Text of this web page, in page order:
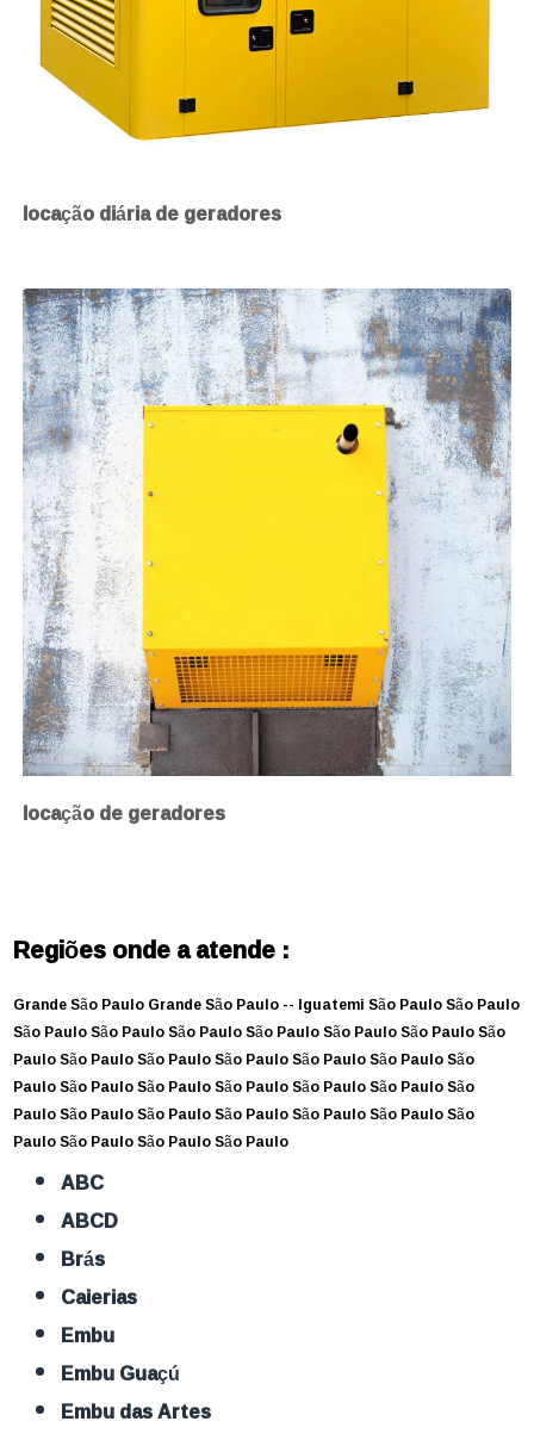
locação diária de geradores
locação de geradores
Regiões onde a atende :
Grande São PauloGrande São Paulo -- IguatemiSão PauloSão Paulo
São PauloSão PauloSão PauloSão PauloSão PauloSão PauloSão
PauloSão PauloSão PauloSão PauloSão PauloSão PauloSão
PauloSão PauloSão PauloSão PauloSão PauloSão PauloSão
PauloSão PauloSão PauloSão PauloSão PauloSão PauloSão
PauloSão PauloSão PauloSão Paulo
ABC
ABCD
Brás
Caierias
Embu
Embu Guaçú
Embu das Artes